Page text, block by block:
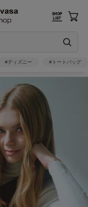
#ディズニー #トートバッグ